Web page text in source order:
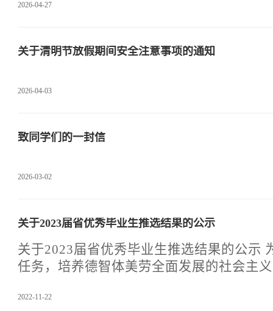
2026-04-27
关于清明节放假期间安全注意事项的通知
2026-04-03
致同学们的一封信
2026-03-02
关于2023届省优秀毕业生推选结果的公示
关于2023届省优秀毕业生推选结果的公示
任务，培养德智体美劳全面发展的社会主
成才融入治蜀兴川伟大实践，将个人前途
2022-11-22